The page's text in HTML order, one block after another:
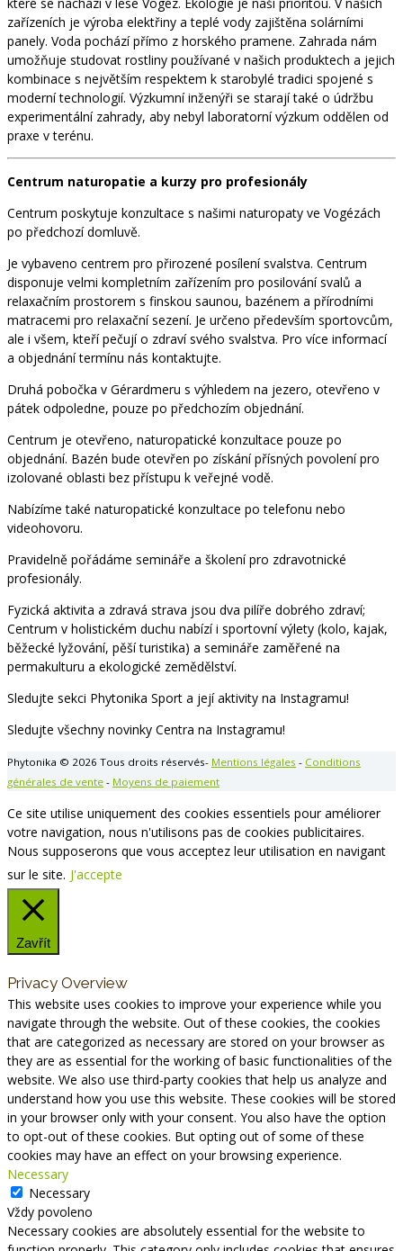
které se nachází v lese Vogéz. Ekologie je naší prioritou. V našich
zařízeních je výroba elektřiny a teplé vody zajištěna solárními
panely. Voda pochází přímo z horského pramene. Zahrada nám
umožňuje studovat rostliny používané v našich produktech a jejich
kombinace s největším respektem k starobylé tradici spojené s
moderní technologií. Výzkumní inženýři se starají také o údržbu
experimentální zahrady, aby nebyl laboratorní výzkum oddělen od
praxe v terénu.
Centrum naturopatie a kurzy pro profesionály
Centrum poskytuje konzultace s našimi naturopaty ve Vogézách
po předchozí domluvě.
Je vybaveno centrem pro přirozené posílení svalstva. Centrum
disponuje velmi kompletním zařízením pro posilování svalů a
relaxačním prostorem s finskou saunou, bazénem a přírodními
matracemi pro relaxační sezení. Je určeno především sportovcům,
ale i všem, kteří pečují o zdraví svého svalstva. Pro více informací
a objednání termínu nás kontaktujte.
Druhá pobočka v Gérardmeru s výhledem na jezero, otevřeno v
pátek odpoledne, pouze po předchozím objednání.
Centrum je otevřeno, naturopatické konzultace pouze po
objednání. Bazén bude otevřen po získání přísných povolení pro
izolované oblasti bez přístupu k veřejné vodě.
Nabízíme také naturopatické konzultace po telefonu nebo
videohovoru.
Pravidelně pořádáme semináře a školení pro zdravotnické
profesionály.
Fyzická aktivita a zdravá strava jsou dva pilíře dobrého zdraví;
Centrum v holistickém duchu nabízí i sportovní výlety (kolo, kajak,
běžecké lyžování, pěší turistika) a semináře zaměřené na
permakulturu a ekologické zemědělství.
Sledujte sekci Phytonika Sport a její aktivity na Instagramu!
Sledujte všechny novinky Centra na Instagramu!
Phytonika © 2026 Tous droits réservés- Mentions légales - Conditions
générales de vente - Moyens de paiement
Ce site utilise uniquement des cookies essentiels pour améliorer
votre navigation, nous n'utilisons pas de cookies publicitaires.
Nous supposerons que vous acceptez leur utilisation en navigant
sur le site. J'accepte
Zavřít
Privacy Overview
This website uses cookies to improve your experience while you
navigate through the website. Out of these cookies, the cookies
that are categorized as necessary are stored on your browser as
they are as essential for the working of basic functionalities of the
website. We also use third-party cookies that help us analyze and
understand how you use this website. These cookies will be stored
in your browser only with your consent. You also have the option
to opt-out of these cookies. But opting out of some of these
cookies may have an effect on your browsing experience.
Necessary
Necessary
Vždy povoleno
Necessary cookies are absolutely essential for the website to